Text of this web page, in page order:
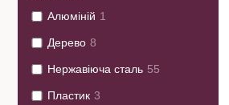
Алюміній 1
Дерево 8
Нержавіюча сталь 55
Пластик 3